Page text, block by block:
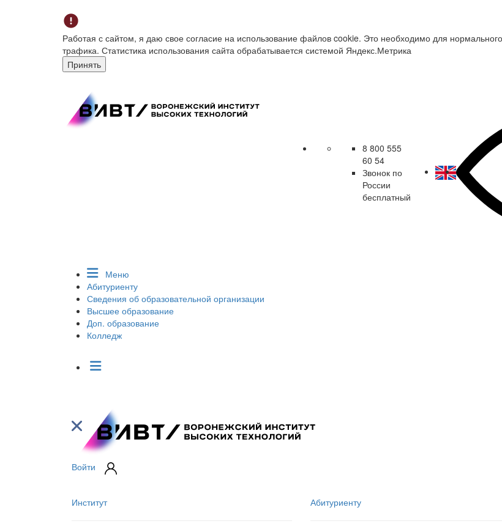
Работая с сайтом, я даю свое согласие на использование файлов cookie. Это необходимо для
трафика. Статистика использования сайта обрабатывается системой Яндекс.Метрика
Принять
8 800 555
60 54
Звонок по
России
бесплатный
Меню
Абитуриенту
Сведения об образовательной организации
Высшее образование
Доп. образование
Колледж
Войти
Институт Абитуриенту